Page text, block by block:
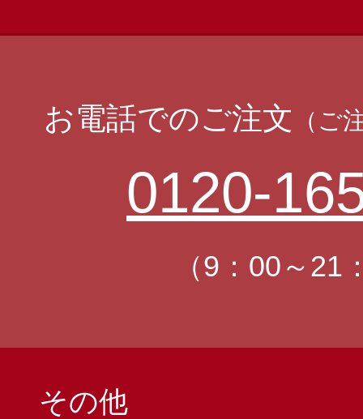
お電話でのご注文 （ご
0120-
（9：00～21
その他